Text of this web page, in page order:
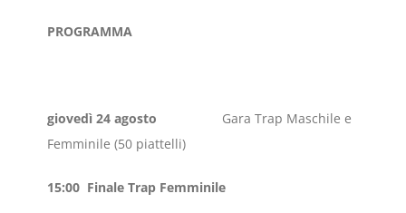
PROGRAMMA
giovedì 24 agosto Gara Trap Maschile e
Femminile (50 piattelli)
15:00 Finale Trap Femminile